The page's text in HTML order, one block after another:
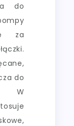
do
za
do
W